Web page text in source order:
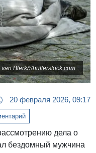
van Blerk/Shutterstock.com
20 февраля 2026, 09:17
дела о
бездомный мужчина